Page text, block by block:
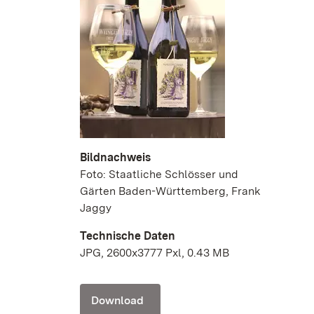
Bildnachweis
Foto: Staatliche Schlösser und
Gärten Baden-Württemberg, Frank
Jaggy
Technische Daten
JPG, 2600x3777 Pxl, 0.43 MB
Download